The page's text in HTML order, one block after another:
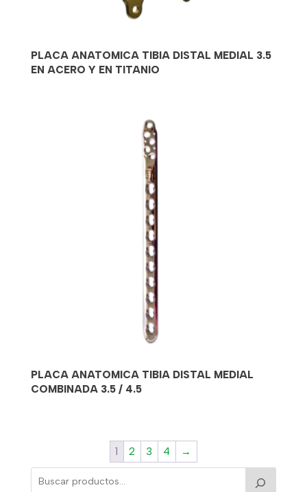
PLACA ANATOMICA TIBIA DISTAL MEDIAL 3.5
EN ACERO Y EN TITANIO
PLACA ANATOMICA TIBIA DISTAL MEDIAL
COMBINADA 3.5 / 4.5
1 2 3 4 →